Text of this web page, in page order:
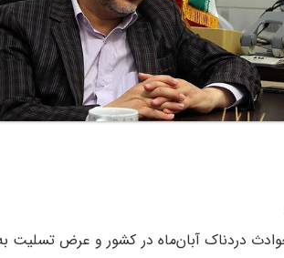
حوادث دردناک آبان‌ماه در کشور و عرض تسلیت